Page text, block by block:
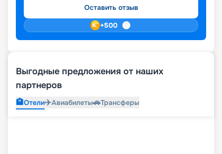
Оставить отзыв
+500
Выгодные предложения от наших
партнеров
🏨Отели✈️Авиабилеты🚗Трансферы